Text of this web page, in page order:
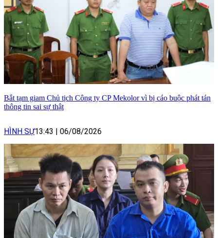
Bắt tạm giam Chủ tịch Công ty CP Mekolor vì bị cáo buộc phát tán
thông tin sai sự thật
HÌNH SỰ13:43 06/08/2026